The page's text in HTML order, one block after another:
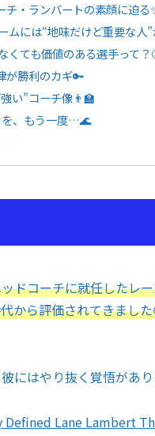
チ・ランバートの素顔に迫る
ムには“地味だけど重要な人
くても価値のある選手って？
が勝利のカギ🔑
い”コーチ像👨‍🏫
を、もう一度…🌊
ドコーチに就任したレ
から評価されてきまし
はやり抜く覚悟があり
Lane Lambert